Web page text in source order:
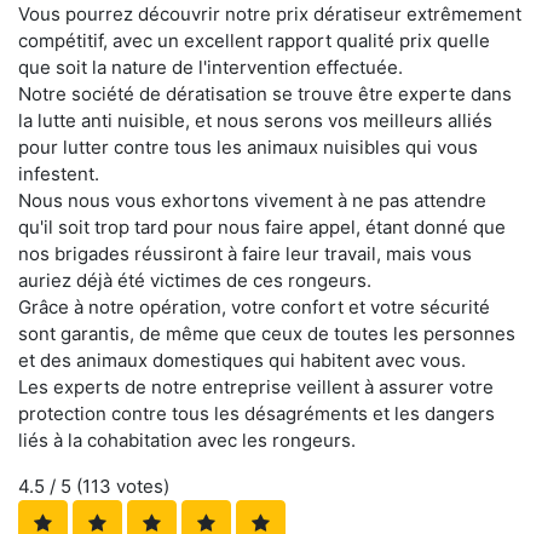
Vous pourrez découvrir notre prix dératiseur extrêmement
compétitif, avec un excellent rapport qualité prix quelle
que soit la nature de l'intervention effectuée.
Notre société de dératisation se trouve être experte dans
la lutte anti nuisible, et nous serons vos meilleurs alliés
pour lutter contre tous les animaux nuisibles qui vous
infestent.
Nous nous vous exhortons vivement à ne pas attendre
qu'il soit trop tard pour nous faire appel, étant donné que
nos brigades réussiront à faire leur travail, mais vous
auriez déjà été victimes de ces rongeurs.
Grâce à notre opération, votre confort et votre sécurité
sont garantis, de même que ceux de toutes les personnes
et des animaux domestiques qui habitent avec vous.
Les experts de notre entreprise veillent à assurer votre
protection contre tous les désagréments et les dangers
liés à la cohabitation avec les rongeurs.
4.5 / 5 (113 votes)